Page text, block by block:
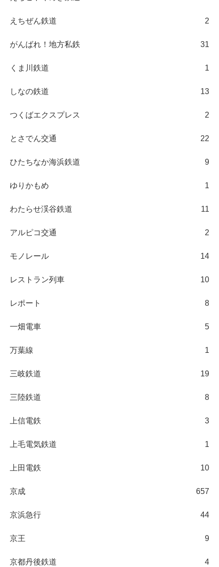
えちぜん鉄道 2
がんばれ！地方私鉄 31
くま川鉄道 1
しなの鉄道 13
つくばエクスプレス 2
とさでん交通 22
ひたちなか海浜鉄道 9
ゆりかもめ 1
わたらせ渓谷鉄道 11
アルピコ交通 2
モノレール 14
レストラン列車 10
レポート 8
一畑電車 5
万葉線 1
三岐鉄道 19
三陸鉄道 8
上信電鉄 3
上毛電気鉄道 1
上田電鉄 10
京成 657
京浜急行 44
京王 9
京都丹後鉄道 4